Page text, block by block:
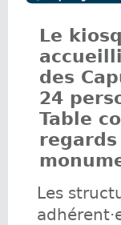
Le
des
24
Table
Les